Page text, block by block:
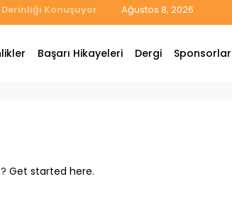
Süreçlerini Tek Platformda Birleştirdi
Ağustos 8, 2026
Başarı Hikayeleri Dergi Sponsorlar
Get started here.